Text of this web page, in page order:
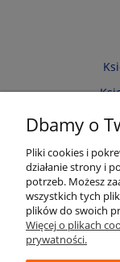
Dbamy o
Pliki cookies i
działanie strony i
potrzeb. Możesz
wszystkich tych
plików do swoich
Więcej o plikach
prywatności.